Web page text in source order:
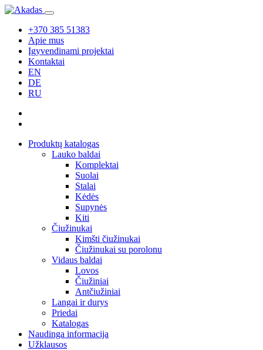
+370 385 51383
Apie mus
Įgyvendinami projektai
Kontaktai
EN
DE
RU
Produktų katalogas
Lauko baldai
Komplektai
Suolai
Stalai
Kėdės
Supynės
Kiti
Čiužinukai
Kimšti čiužinukai
Čiužinukai su porolonu
Vidaus baldai
Lovos
Čiužiniai
Antčiužiniai
Langai ir durys
Priedai
Katalogas
Naudinga informacija
Užklausos